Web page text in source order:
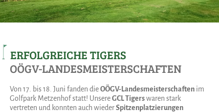
ERFOLGREICHE TIGERS
OÖGV-LANDESMEISTERSCHAFTEN
Von 17. bis 18. Juni fanden dieOÖGV-Landesmeisterschaften im
Golfpark Metzenhof statt! UnsereGCL Tigerswaren stark
vertreten und konnten auch wiederSpitzenplatzierungen